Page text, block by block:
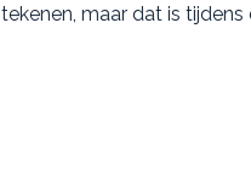
tekenen, maar dat is